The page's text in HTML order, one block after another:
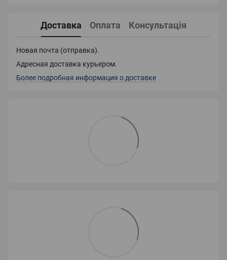
Доставка Оплата Консультація
Новая почта (отправка).
Адресная доставка курьером.
Более подробная информация о доставке